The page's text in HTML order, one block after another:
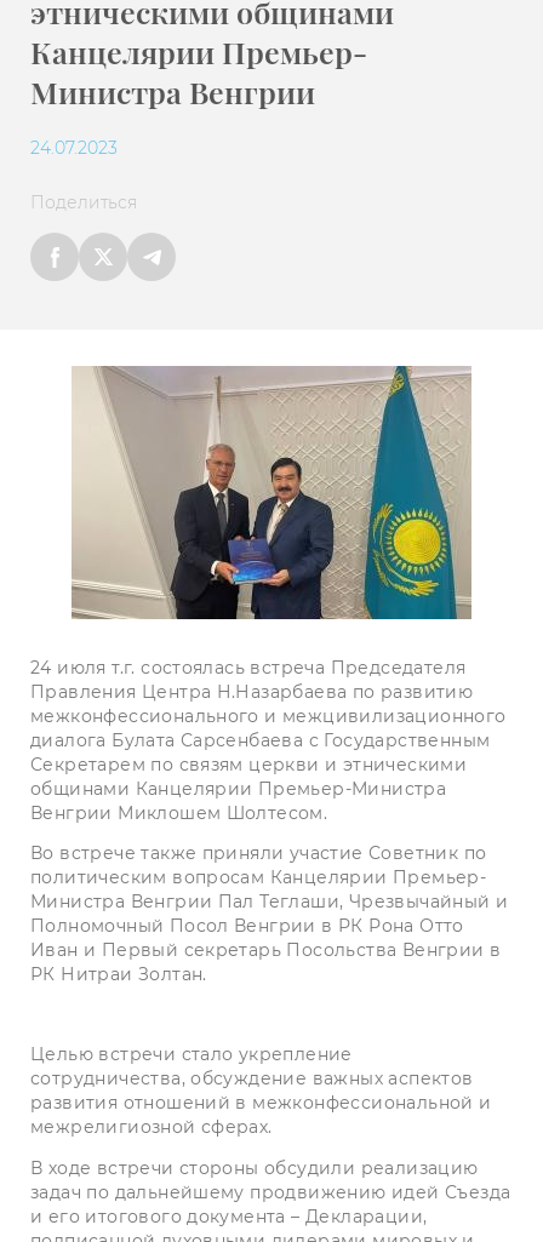
этническими общинами
Канцелярии Премьер-
Министра Венгрии
24.07.2023
Поделиться
24 июля т.г. состоялась встреча Председателя
Правления Центра Н.Назарбаева по развитию
межконфессионального и межцивилизационного
диалога Булата Сарсенбаева с Государственным
Секретарем по связям церкви и этническими
общинами Канцелярии Премьер-Министра
Венгрии Миклошем Шолтесом.
Во встрече также приняли участие Советник по
политическим вопросам Канцелярии Премьер-
Министра Венгрии Пал Теглаши, Чрезвычайный и
Полномочный Посол Венгрии в РК Рона Отто
Иван и Первый секретарь Посольства Венгрии в
РК Нитраи Золтан.
Целью встречи стало укрепление
сотрудничества, обсуждение важных аспектов
развития отношений в межконфессиональной и
межрелигиозной сферах.
В ходе встречи стороны обсудили реализацию
задач по дальнейшему продвижению идей Съезда
и его итогового документа – Декларации,